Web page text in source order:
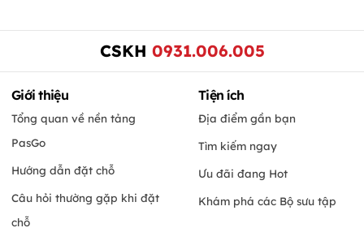
CSKH 0931.006.005
Giới thiệu
Tổng quan về nền tảng
PasGo
Hướng dẫn đặt chỗ
Câu hỏi thường gặp khi đặt
chỗ
Tiện ích
Địa điểm gần bạn
Tìm kiếm ngay
Ưu đãi đang Hot
Khám phá các Bộ sưu tập